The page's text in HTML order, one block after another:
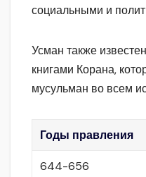
социальными и
Усман также
книгами Корана,
мусульман во всем
Годы правления
644-656